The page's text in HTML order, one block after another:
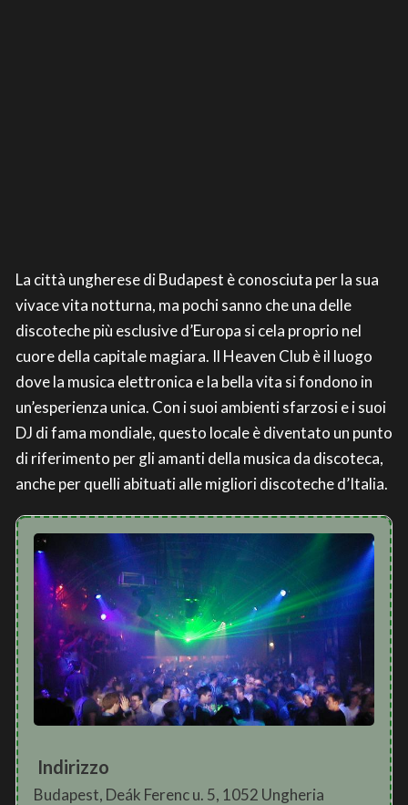
La città ungherese di Budapest è conosciuta per la sua
vivace vita notturna, ma pochi sanno che una delle
discoteche più esclusive d’Europa si cela proprio nel
cuore della capitale magiara. Il Heaven Club è il luogo
dove la musica elettronica e la bella vita si fondono in
un’esperienza unica. Con i suoi ambienti sfarzosi e i suoi
DJ di fama mondiale, questo locale è diventato un punto
di riferimento per gli amanti della musica da discoteca,
anche per quelli abituati alle migliori discoteche d’Italia.
Indirizzo
Budapest, Deák Ferenc u. 5, 1052 Ungheria